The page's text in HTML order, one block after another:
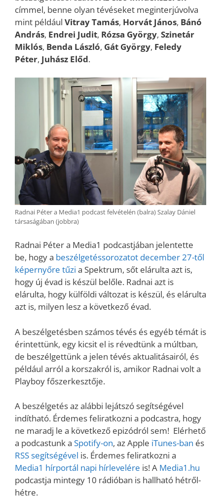
címmel, benne olyan tévéseket meginterjúvolva
mint például Vitray Tamás, Horvát János, Bánó
András, Endrei Judit, Rózsa György, Szinetár
Miklós, Benda László, Gát György, Feledy
Péter, Juhász Előd.
Radnai Péter a Media1 podcast felvételén (balra) Szalay Dániel
társaságában (jobbra)
Radnai Péter a Media1 podcastjában jelentette
be, hogy a beszélgetéssorozatot december 27-től
képernyőre tűzi a Spektrum, sőt elárulta azt is,
hogy új évad is készül belőle. Radnai azt is
elárulta, hogy külföldi változat is készül, és elárulta
azt is, milyen lesz a következő évad.
A beszélgetésben számos tévés és egyéb témát is
érintettünk, egy kicsit el is révedtünk a múltban,
de beszélgettünk a jelen tévés aktualitásairól, és
például arról a korszakról is, amikor Radnai volt a
Playboy főszerkesztője.
A beszélgetés az alábbi lejátszó segítségével
indítható. Érdemes feliratkozni a podcastra, hogy
ne maradj le a következő epizódról sem! Elérhető
a podcastunk a Spotify-on, az Apple iTunes-ban és
RSS segítségével is. Érdemes feliratkozni a
Media1 hírportál napi hírlevelére is! A Media1.hu
podcastja mintegy 10 rádióban is hallható hétről-
hétre.